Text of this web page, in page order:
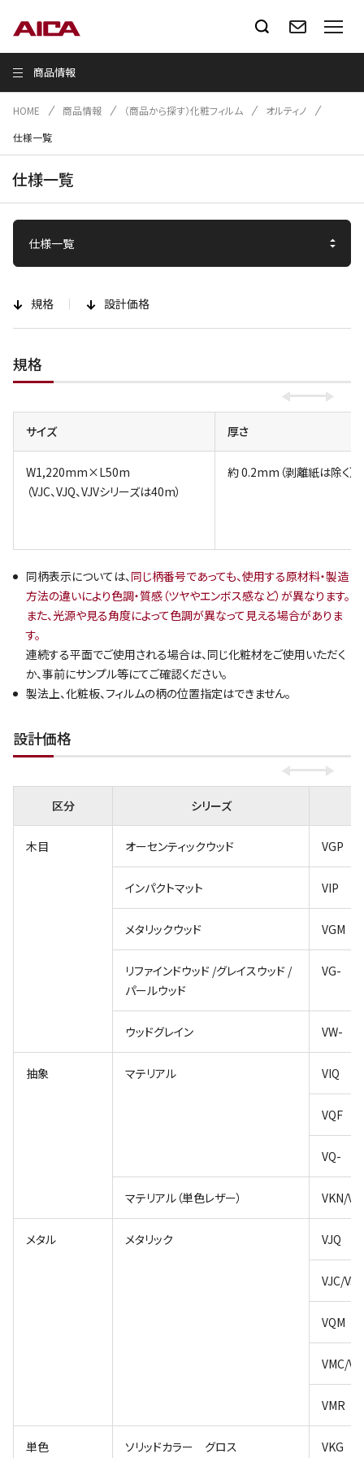
商品情報
HOME 商品情報 （商品から探す）化粧フィルム
オルティノ
仕様一覧
仕様一覧
規格 設計価格
規格
サイズ 厚さ
W1,220mm×L50m
（VJC、VJQ、VJVシリーズは40m）
約 0.2mm（剥離紙は除く）
同柄表示については、同じ柄番号であっても、使用する原材料・製造
方法の違いにより色調・質感（ツヤやエンボス感など）が異なります。
また、光源や見る角度によって色調が異なって見える場合がありま
す。
連続する平面でご使用される場合は、同じ化粧材をご使用いただく
か、事前にサンプル等にてご確認ください。
製法上、化粧板、フィルムの柄の位置指定はできません。
設計価格
区分 シリーズ
木目 オーセンティックウッド VGP
インパクトマット VIP
メタリックウッド VGM
リファインドウッド /グレイスウッド /
パールウッド
VG-
ウッドグレイン VW-
抽象 マテリアル VIQ
VQF
VQ-
マテリアル（単色レザー） VKN/
メタル メタリック VJQ
VJC/VJV
VQM
VMC/
VMR
単色 ソリッドカラー グロス VKG